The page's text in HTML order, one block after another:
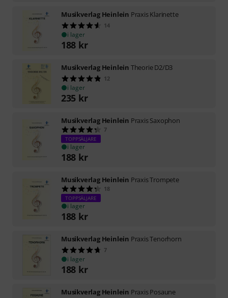
Musikverlag Heinlein Praxis Klarinette
14
i lager
188 kr
Musikverlag Heinlein Theorie D2/D3
12
i lager
235 kr
Musikverlag Heinlein Praxis Saxophon
7
TOPPSÄLJARE
i lager
188 kr
Musikverlag Heinlein Praxis Trompete
18
TOPPSÄLJARE
i lager
188 kr
Musikverlag Heinlein Praxis Tenorhorn
7
i lager
188 kr
Musikverlag Heinlein Praxis Posaune